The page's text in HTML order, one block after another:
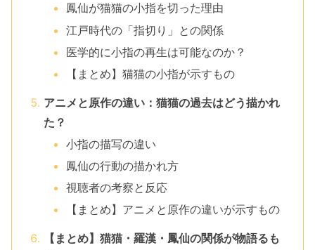
鳳仙が猫猫の小指を切った理由
江戸時代の「指切り」との関係
医学的に小指の再生は可能なのか？
【まとめ】猫猫の小指が示すもの
アニメと原作の違い：猫猫の過去はどう描かれ
た？
小指の描写の違い
鳳仙の行動の描かれ方
視聴者の考察と反応
【まとめ】アニメと原作の違いが示すもの
【まとめ】猫猫・羅漢・鳳仙の関係が物語るも